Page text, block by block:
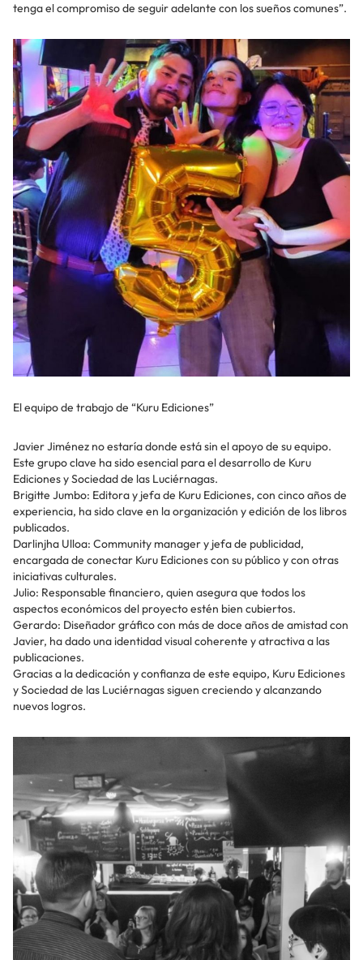
tenga el compromiso de seguir adelante con los sueños comunes”.
El equipo de trabajo de “Kuru Ediciones”
Javier Jiménez no estaría donde está sin el apoyo de su equipo.
Este grupo clave ha sido esencial para el desarrollo de Kuru
Ediciones y Sociedad de las Luciérnagas.
Brigitte Jumbo: Editora y jefa de Kuru Ediciones, con cinco años de
experiencia, ha sido clave en la organización y edición de los libros
publicados.
Darlinjha Ulloa: Community manager y jefa de publicidad,
encargada de conectar Kuru Ediciones con su público y con otras
iniciativas culturales.
Julio: Responsable financiero, quien asegura que todos los
aspectos económicos del proyecto estén bien cubiertos.
Gerardo: Diseñador gráfico con más de doce años de amistad con
Javier, ha dado una identidad visual coherente y atractiva a las
publicaciones.
Gracias a la dedicación y confianza de este equipo, Kuru Ediciones
y Sociedad de las Luciérnagas siguen creciendo y alcanzando
nuevos logros.